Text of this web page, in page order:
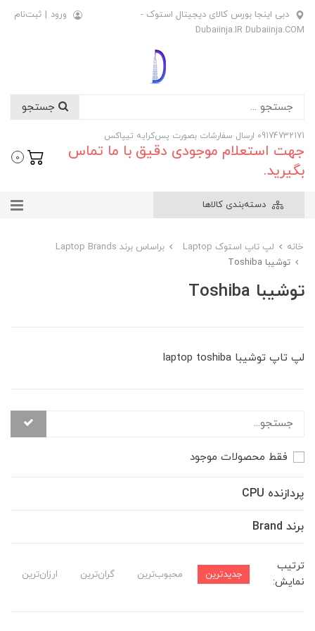
دبی اینجا بورس کالای دیجیتال استوک -
Dubaiinja.IR Dubaiinja.COM
ورود | ثبت‌نام
09174732171 ارسال سفارشات بصورت پس‌کرایه تیپاکس
جهت استعلام موجودی دقیق با ما تماس
بگیرید.
0
دسته‌بندی کالاها
خانه لپ تاپ استوک Laptop
براساس برند Laptop Brands
توشیبا Toshiba
توشیبا Toshiba
لپ تاپ توشیبا laptop toshiba
فقط محصولات موجود
پردازنده CPU
برند Brand
ترتیب
نمایش:
جدیدترین محبوب‌ترین گران‌ترین ارزان‌ترین